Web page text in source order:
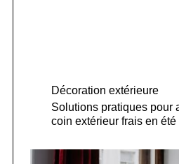
Décoration extérieure
Solutions pratiques pour
coin extérieur frais en été